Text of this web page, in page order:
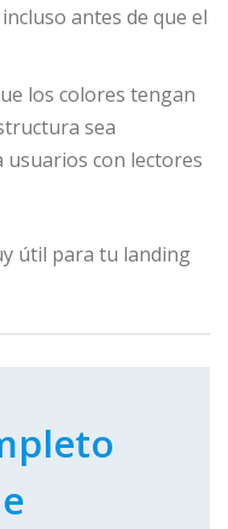
antes de que el
los colores tengan
sea
con lectores
útil para tu landing